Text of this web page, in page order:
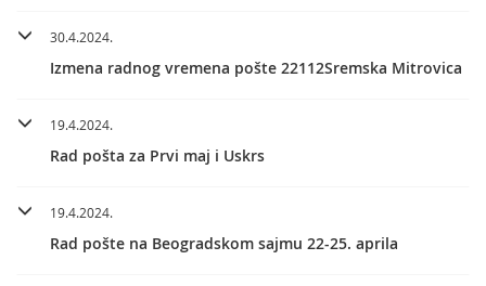
30.4.2024.
Izmena radnog vremena pošte 22112Sremska Mitrovica
19.4.2024.
Rad pošta za Prvi maj i Uskrs
19.4.2024.
Rad pošte na Beogradskom sajmu 22-25. aprila